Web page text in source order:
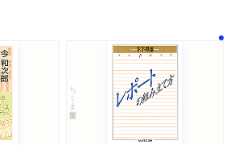
ちくま学芸文庫